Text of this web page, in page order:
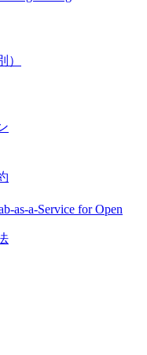
）
as-a-Service for Open